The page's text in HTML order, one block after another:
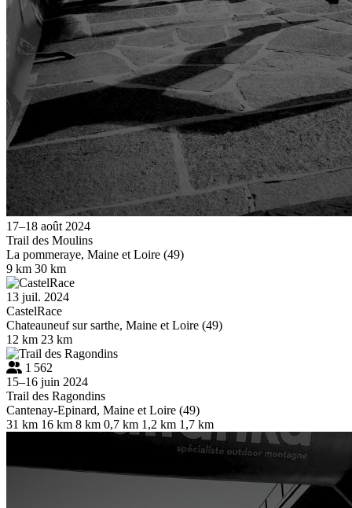
17–18 août 2024
Trail des Moulins
La pommeraye, Maine et Loire (49)
9 km 30 km
13 juil. 2024
CastelRace
Chateauneuf sur sarthe, Maine et Loire (49)
12 km 23 km
1 562
15–16 juin 2024
Trail des Ragondins
Cantenay-Epinard, Maine et Loire (49)
31 km 16 km 8 km 0,7 km 1,2 km 1,7 km